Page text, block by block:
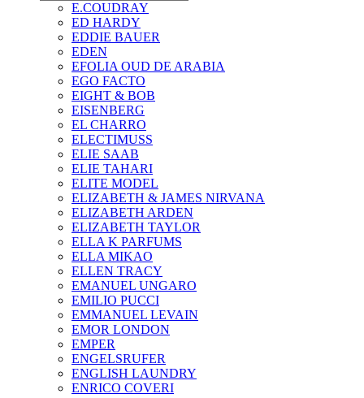
E.COUDRAY
ED HARDY
EDDIE BAUER
EDEN
EFOLIA OUD DE ARABIA
EGO FACTO
EIGHT & BOB
EISENBERG
EL CHARRO
ELECTIMUSS
ELIE SAAB
ELIE TAHARI
ELITE MODEL
ELIZABETH & JAMES NIRVANA
ELIZABETH ARDEN
ELIZABETH TAYLOR
ELLA K PARFUMS
ELLA MIKAO
ELLEN TRACY
EMANUEL UNGARO
EMILIO PUCCI
EMMANUEL LEVAIN
EMOR LONDON
EMPER
ENGELSRUFER
ENGLISH LAUNDRY
ENRICO COVERI